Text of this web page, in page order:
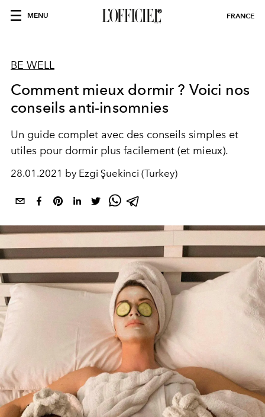
MENU FRANCE
BE WELL
Comment mieux dormir ? Voici nos
conseils anti-insomnies
Un guide complet avec des conseils simples et
utiles pour dormir plus facilement (et mieux).
28.01.2021 by Ezgi Şuekinci (Turkey)